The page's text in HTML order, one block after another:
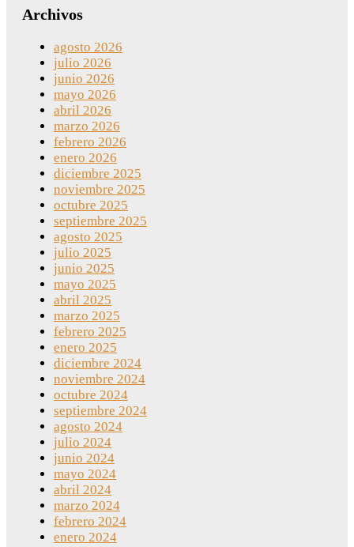
Archivos
agosto 2026
julio 2026
junio 2026
mayo 2026
abril 2026
marzo 2026
febrero 2026
enero 2026
diciembre 2025
noviembre 2025
octubre 2025
septiembre 2025
agosto 2025
julio 2025
junio 2025
mayo 2025
abril 2025
marzo 2025
febrero 2025
enero 2025
diciembre 2024
noviembre 2024
octubre 2024
septiembre 2024
agosto 2024
julio 2024
junio 2024
mayo 2024
abril 2024
marzo 2024
febrero 2024
enero 2024